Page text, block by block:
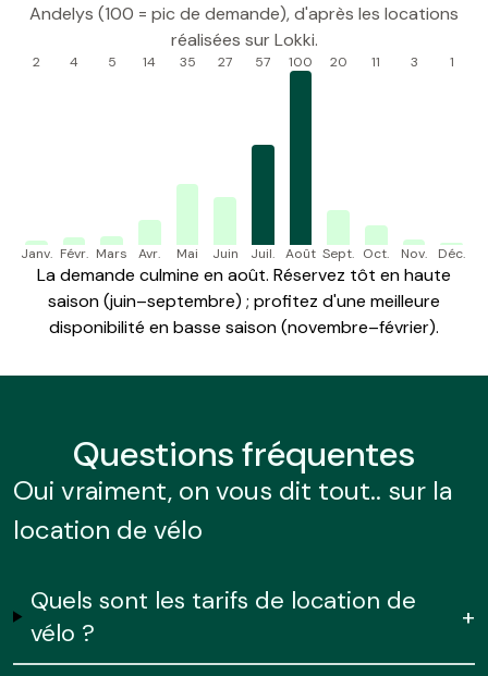
Andelys (100 = pic de demande), d'après les locations
réalisées sur Lokki.
2
Janv.
4
Févr.
5
Mars
14
Avr.
35
Mai
27
Juin
57
Juil.
100
Août
20
Sept.
11
Oct.
3
Nov.
1
Déc.
La demande culmine en août. Réservez tôt en haute
saison (juin–septembre) ; profitez d'une meilleure
disponibilité en basse saison (novembre–février).
Questionsfréquentes
Oui vraiment, on vous dit tout.. sur la
location de vélo
Quels sont les tarifs de location de
vélo ?
+